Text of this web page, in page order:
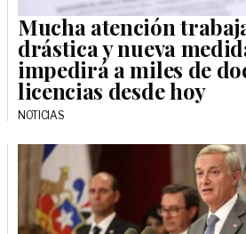
Mucha atención
drástica y nueva
impedirá a miles de
licencias desde hoy
NOTICIAS